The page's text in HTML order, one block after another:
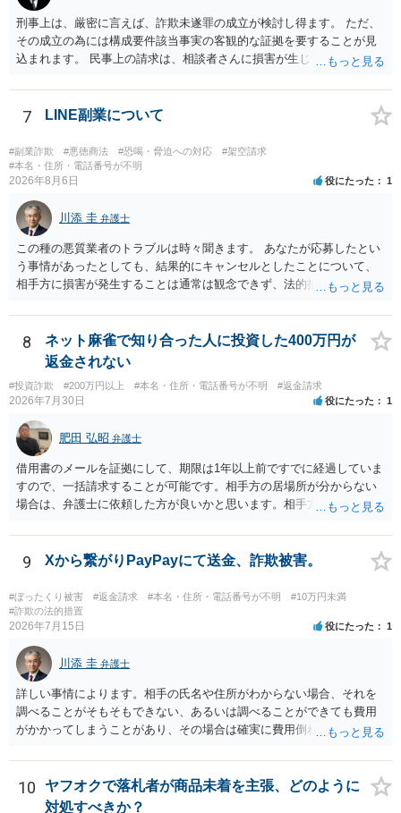
か】 刑事ではなく民事の場合，不法行為に基づく損害賠償請求が問題
となります。 不法行為に基づく損害賠償請求は，故意だけではなく過
失も対象となります。 したがいまして，弁償してもらうことは可能で
す。 ただし，間違えた方が誰かわかることが重要にはなります。
刑事上は、厳密に言えば、詐欺未遂罪の成立が検討し得ます。 ただ、
その成立の為には構成要件該当事実の客観的な証拠を要することが見
込まれます。 民事上の請求は、相談者さんに損害が生じていない以
い場合、最寄りの法律事務所での相談を検討ください。 上記、ご参考
ください。
7 LINE副業について
#副業詐欺 #悪徳商法 #恐喝・脅迫への対応
#架空請求
#本名・住所・電話番号が不明
2026年8月6日 役にたった 1
川添 圭 弁護士
この種の悪質業者のトラブルは時々聞きます。 あなたが応募したとい
う事情があったとしても、結果的にキャンセルとしたことについて、
相手方に損害が発生することは通常は観念できず、法的措置を採って
ず、最寄りの消費生活センターへ相談し、連絡を無視してよいかどう
かのアドバイスを受けられることをお勧めします。しつこいようであ
れば、弁護士へ依頼して警告してもらうことも必要になるかもしれま
せん。
8
ネット麻雀で知り合った人に投資した400万円が
返金されない
#投資詐欺 #200万円以上 #本名・住所・電話番号が不明 #返金請求
2026年7月30日 役にたった 1
肥田 弘昭 弁護士
借用書のメールを証拠にして、期限は1年以上前ですでに経過していま
すので、一括請求することが可能です。相手方の居場所が分からない
場合は、弁護士に依頼した方が良いかと思います。相手方の居場所が
さい。
9 Xから繋がりPayPayにて送金、詐欺被害。
#ぼったくり被害 #返金請求 #本名・住所・電話番号が不明
#10万円未満
#詐欺の法的措置
2026年7月15日 役にたった 1
川添 圭 弁護士
詳しい事情によります。相手の氏名や住所がわからない場合、それを
調べることがそもそもできない、あるいは調べることができても費用
がかかってしまうことがあり、その場合は確実に費用倒れになりそう
10
ヤフオクで落札者が商品未着を主張、どのように
対処すべきか？